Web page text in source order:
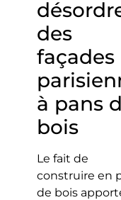
des
façades
à pans
bois
Le fait de
construire en
de bois